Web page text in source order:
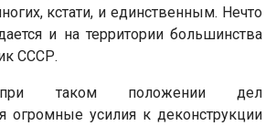
кстати, и единственным. Нечто
и на территории большинства
СССР.
при таком положении дел
огромные усилия к деконструкции